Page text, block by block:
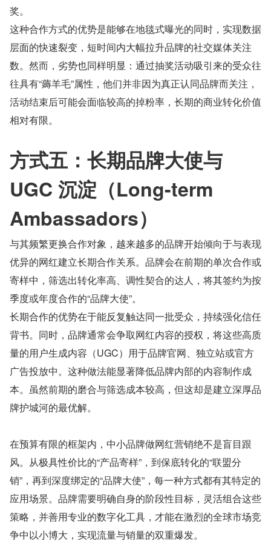
奖。
这种合作方式的优势是能够在地毯式曝光的同时，实现数据
层面的快速裂变，短时间内大幅拉升品牌的社交媒体关注
数。然而，劣势也同样明显：通过抽奖活动吸引来的受众往
往具有“薅羊毛”属性，他们并非因为真正认同品牌而关注，
活动结束后可能会面临较高的掉粉率，长期的商业转化价值
相对有限。
方式五：长期品牌大使与
UGC 沉淀（Long-term
Ambassadors）
与其频繁更换合作对象，越来越多的品牌开始倾向于与表现
优异的网红建立长期合作关系。品牌会在前期的单次合作或
寄样中，筛选出转化率高、调性契合的达人，将其签约为按
季度或年度合作的“品牌大使”。
长期合作的优势在于能反复触达同一批受众，持续强化信任
背书。同时，品牌通常会争取网红内容的授权，将这些高质
量的用户生成内容（UGC）用于品牌官网、独立站或官方
广告投放中。这种做法能显著降低品牌内部的内容制作成
本。虽然前期的磨合与筛选成本较高，但这却是建立深厚品
牌护城河的最优解。
在预算有限的框架内，中小品牌做网红营销绝不是盲目跟
风。从极具性价比的“产品寄样”，到保底转化的“联盟分
销”，再到深度绑定的“品牌大使”，每一种方式都有其特定的
应用场景。品牌需要明确自身的阶段性目标，灵活组合这些
策略，并善用专业的数字化工具，才能在激烈的全球市场竞
争中以小博大，实现流量与销量的双重爆发。